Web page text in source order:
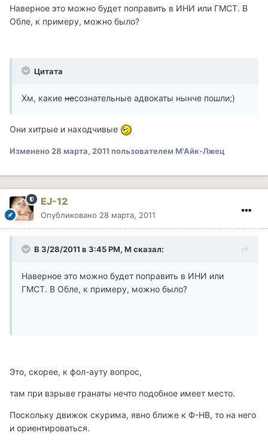
Наверное это можно будет поправить в ИНИ или ГМСТ. В
Обле, к примеру, можно было?
Цитата
Хм, какие несознательные адвокаты нынче пошли;)
Они хитрые и находчивые
Изменено 28 марта, 2011 пользователем М'Айк-Лжец
EJ-12
Опубликовано 28 марта, 2011
В 3/28/2011 в 3:45 PM, М сказал:
Наверное это можно будет поправить в ИНИ или
ГМСТ. В Обле, к примеру, можно было?
Это, скорее, к фол-ауту вопрос,
там при взрыве гранаты нечто подобное имеет место.
Поскольку движок скурима, явно ближе к Ф-НВ, то на него
и ориентироваться.